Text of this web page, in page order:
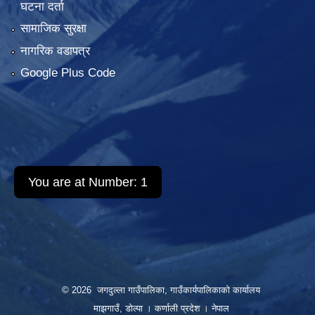
घटना दर्ता
सामाजिक सुरक्षा
नागरिक वडापत्र
Google Plus Code
You are at Number: 1
© 2026 जगदुल्ला गाउँपालिका, गाउँकार्यपालिकाको कार्यालय
माझगाउँ, डोल्पा । कर्णाली प्रदेश । नेपाल